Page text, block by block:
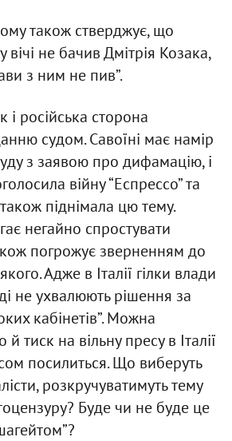
також стверджує, що
вічі не бачив Дмітрія Козака,
з ним не пив”.
і російська сторона
судом. Савоїні має намір
з заявою про дифамацію, і
війну “Еспрессо” та
піднімала цю тему.
негайно спростувати
погрожує зверненням до
Адже в Італії гілки влади
не ухвалюють рішення за
кабінетів”. Можна
тиск на вільну пресу в Італії
посилиться. Що виберуть
розкручуватимуть тему
Буде чи не буде це